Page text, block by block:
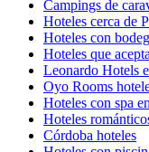
Campings de
Hoteles cerca de
Hoteles con
Hoteles que
Leonardo Hotels
Oyo Rooms
Hoteles con spa
Hoteles
Córdoba hoteles